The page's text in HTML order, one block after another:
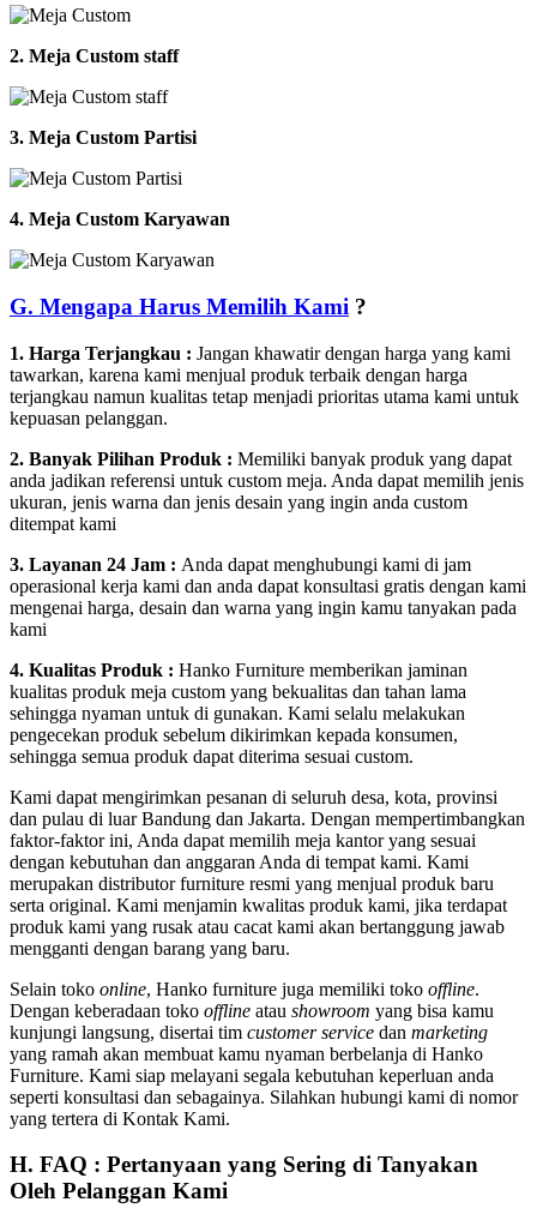
2. Meja Custom staff
3. Meja Custom Partisi
4. Meja Custom Karyawan
G. Mengapa Harus Memilih Kami ?
1. Harga Terjangkau : Jangan khawatir dengan harga yang kami
tawarkan, karena kami menjual produk terbaik dengan harga
terjangkau namun kualitas tetap menjadi prioritas utama kami untuk
kepuasan pelanggan.
2. Banyak Pilihan Produk : Memiliki banyak produk yang dapat
anda jadikan referensi untuk custom meja. Anda dapat memilih jenis
ukuran, jenis warna dan jenis desain yang ingin anda custom
ditempat kami
3. Layanan 24 Jam : Anda dapat menghubungi kami di jam
operasional kerja kami dan anda dapat konsultasi gratis dengan kami
mengenai harga, desain dan warna yang ingin kamu tanyakan pada
kami
4. Kualitas Produk : Hanko Furniture memberikan jaminan
kualitas produk meja custom yang bekualitas dan tahan lama
sehingga nyaman untuk di gunakan. Kami selalu melakukan
pengecekan produk sebelum dikirimkan kepada konsumen,
sehingga semua produk dapat diterima sesuai custom.
Kami dapat mengirimkan pesanan di seluruh desa, kota, provinsi
dan pulau di luar Bandung dan Jakarta. Dengan mempertimbangkan
faktor-faktor ini, Anda dapat memilih meja kantor yang sesuai
dengan kebutuhan dan anggaran Anda di tempat kami. Kami
merupakan distributor furniture resmi yang menjual produk baru
serta original. Kami menjamin kwalitas produk kami, jika terdapat
produk kami yang rusak atau cacat kami akan bertanggung jawab
mengganti dengan barang yang baru.
Selain toko online, Hanko furniture juga memiliki toko offline.
Dengan keberadaan toko offline atau showroom yang bisa kamu
kunjungi langsung, disertai tim customer service dan marketing
yang ramah akan membuat kamu nyaman berbelanja di Hanko
Furniture. Kami siap melayani segala kebutuhan keperluan anda
seperti konsultasi dan sebagainya. Silahkan hubungi kami di nomor
yang tertera di Kontak Kami.
H. FAQ : Pertanyaan yang Sering di Tanyakan
Oleh Pelanggan Kami